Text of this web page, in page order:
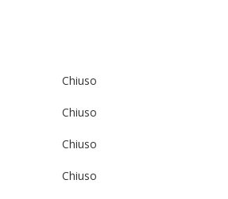
Chiuso
Chiuso
Chiuso
Chiuso